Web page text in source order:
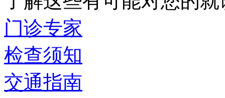
门诊专家
检查须知
交通指南